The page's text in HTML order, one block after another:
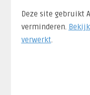
Deze site gebruikt
verminderen.
verwerkt.